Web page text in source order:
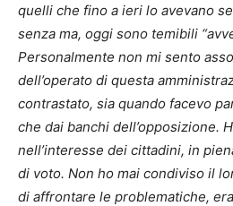
quelli che fino a ieri lo avevano
senza ma, oggi sono temibili
Personalmente non mi sento
dell’operato di questa
contrastato, sia quando facevo
che dai banchi dell’opposizione.
nell’interesse dei cittadini, in
di voto. Non ho mai condiviso il
di affrontare le problematiche,